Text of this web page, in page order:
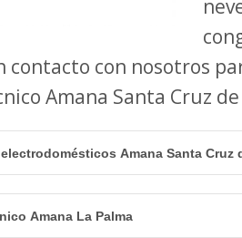
contacto con nosotros
Amana Santa Cruz
Amana Santa Cruz
Amana La Palma